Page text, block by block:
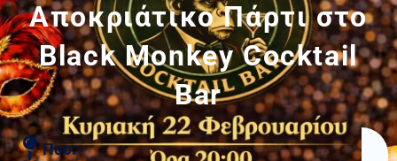
Αποκριάτικο Πάρτι στο
Black Monkey Cocktail
Bar
Που: